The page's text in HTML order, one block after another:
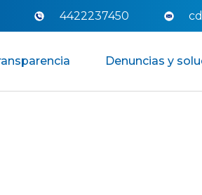
4422237450
Denuncias y